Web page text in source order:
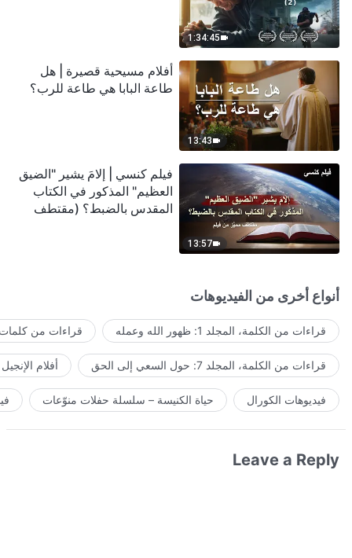
1:34:45
13:43
أفلام مسيحية قصيرة | هل
طاعة البابا هي طاعة للرب؟
13:57
فيلم كنسي | إلامَ يشير "الضيق
العظيم" المذكور في الكتاب
المقدس بالضبط؟ (مقتطف
أنواع أخرى من الفيديوهات
قراءات من الكلمة، المجلد 1: ظهور الله وعمله قراءات من كلمات
قراءات من الكلمة، المجلد 7: حول السعي إلى الحق أفلام الإنجيل
فيديوهات الكورال حياة الكنيسة – سلسلة حفلات منوّعات
Leave a Reply